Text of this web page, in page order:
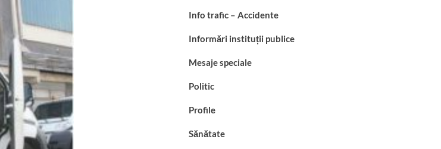
Info trafic – Accidente
Informări instituții publice
Mesaje speciale
Politic
Profile
Sănătate